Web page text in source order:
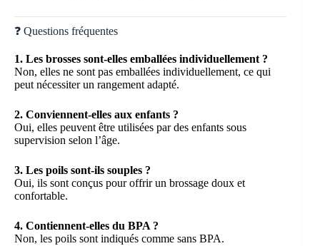
❓ Questions fréquentes
1. Les brosses sont-elles emballées individuellement ?
Non, elles ne sont pas emballées individuellement, ce qui
peut nécessiter un rangement adapté.
2. Conviennent-elles aux enfants ?
Oui, elles peuvent être utilisées par des enfants sous
supervision selon l’âge.
3. Les poils sont-ils souples ?
Oui, ils sont conçus pour offrir un brossage doux et
confortable.
4. Contiennent-elles du BPA ?
Non, les poils sont indiqués comme sans BPA.